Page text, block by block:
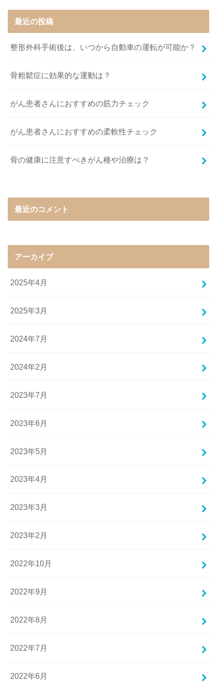
最近の投稿
整形外科手術後は、いつから自動車の運転が可能か？
骨粗鬆症に効果的な運動は？
がん患者さんにおすすめの筋力チェック
がん患者さんにおすすめの柔軟性チェック
骨の健康に注意すべきがん種や治療は？
最近のコメント
アーカイブ
2025年4月
2025年3月
2024年7月
2024年2月
2023年7月
2023年6月
2023年5月
2023年4月
2023年3月
2023年2月
2022年10月
2022年9月
2022年8月
2022年7月
2022年6月